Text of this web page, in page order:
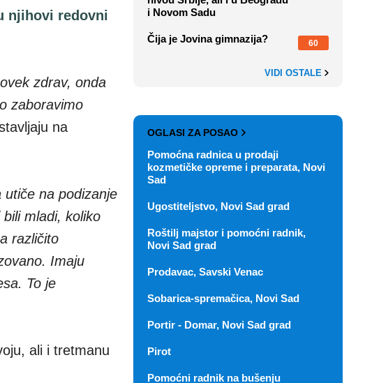
njihovi redovni
zdrav, onda
zaboravimo
na
na podizanje
mladi, koliko
različito
Imaju
To je
ali i tretmanu
i Novom Sadu
Čija je Jovina gimnazija? 60
VIDI OSTALE
OGLASI ZA POSAO
Pomoćna radnica u prodaji
kozmetičke opreme i preparata, Novi
Sad
Ugostiteljstvo, Novi Sad grad
Roštilj majstor i pomoćni radnik,
Novi Sad grad
Prodavac, Savski Venac
Sobarica-spremačica, Novi Sad
Portir - Domar, Novi Sad grad
Pirot
Pomoćni radnik na bušenju